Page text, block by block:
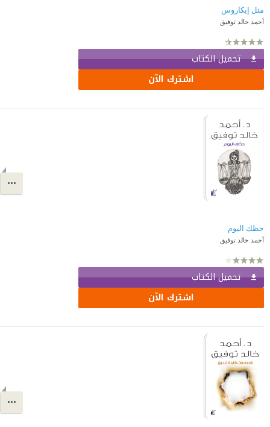
مثل إيكاروس
أحمد خالد توفيق
تحميل الكتاب
اشترك الآن
حظك اليوم
أحمد خالد توفيق
تحميل الكتاب
اشترك الآن